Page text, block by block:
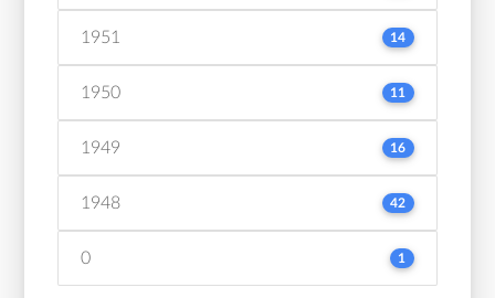
1951 14
1950 11
1949 16
1948 42
0 1